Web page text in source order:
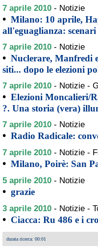
7 aprile 2010 - Notizie
• Milano: 10 aprile,
all'eguaglianza:
7 aprile 2010 - Notizie
• Nuclerare, Manfredi
siti... dopo le elezioni
7 aprile 2010 - Notizie -
• Elezioni Moncalieri/
?. Una storia (vera)
7 aprile 2010 - Notizie
• Radio Radicale:
7 aprile 2010 - Notizie -
• Milano, Poirè: San
5 aprile 2010 - Notizie
• grazie
3 aprile 2010 - Notizie -
• Ciacca: Ru 486 e i
durata ricerca: 00:01